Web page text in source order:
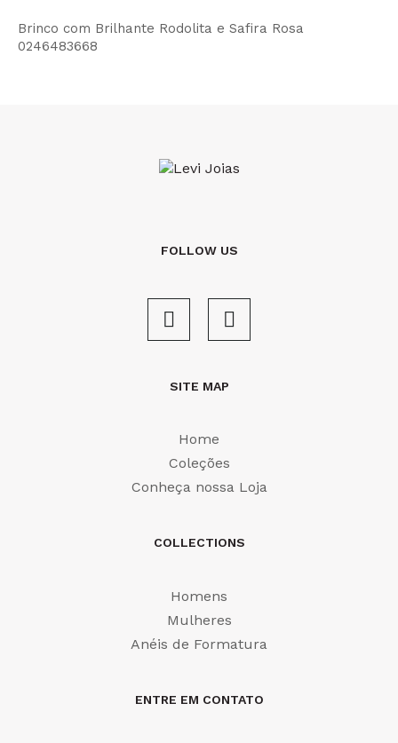
Brinco com Brilhante Rodolita e Safira Rosa
0246483668
FOLLOW US
SITE MAP
Home
Coleções
Conheça nossa Loja
COLLECTIONS
Homens
Mulheres
Anéis de Formatura
ENTRE EM CONTATO